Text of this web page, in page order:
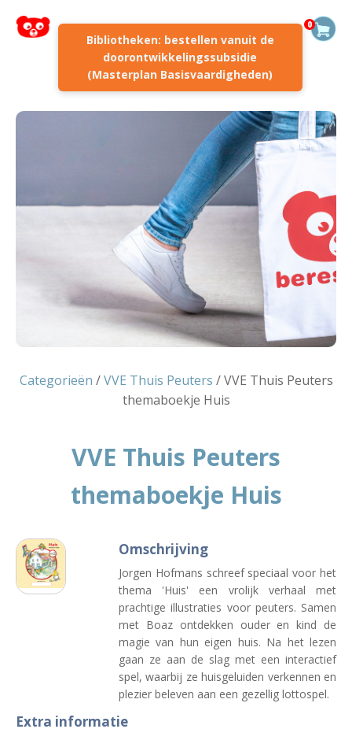
Bibliotheken: bestellen vanuit de
doorontwikkelingssubsidie
(Masterplan Basisvaardigheden)
0
Categorieën /VVE Thuis Peuters / VVE Thuis Peuters
themaboekje Huis
VVE Thuis Peuters
themaboekje Huis
Omschrijving
Jorgen Hofmans schreef speciaal voor het
thema 'Huis' een vrolijk verhaal met
prachtige illustraties voor peuters. Samen
met Boaz ontdekken ouder en kind de
magie van hun eigen huis. Na het lezen
gaan ze aan de slag met een interactief
spel, waarbij ze huisgeluiden verkennen en
plezier beleven aan een gezellig lottospel.
Extra informatie